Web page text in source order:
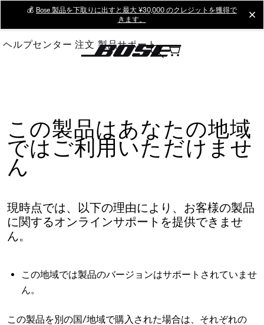
Main
💰 Bose 製品を下取りに出すと最大 ¥30,000 のクレジットを獲得で
きます。
ヘルプセンター 注文 製品サポート
この製品はあなたの地域
ではご利用いただけませ
ん
現時点では、以下の理由により、お客様の製品
に関するオンラインサポートを提供できませ
ん。
この地域では製品のバージョンはサポートされていませ
ん。
この製品を別の国/地域で購入された場合は、それぞれの